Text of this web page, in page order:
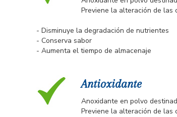
Previene la alteración de las
- Disminuye la degradación de nutrientes
- Conserva sabor
- Aumenta el tiempo de almacenaje
Antioxidante
Anoxidante en polvo
Previene la alteración de las